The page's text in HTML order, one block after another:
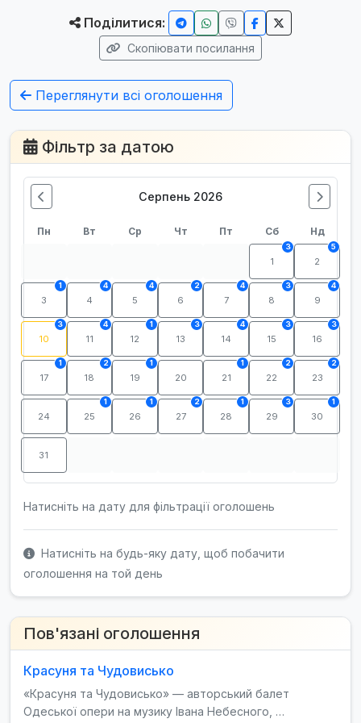
Поділитися:
Скопіювати посилання
Переглянути всі оголошення
Фільтр за датою
Серпень 2026
Пн Вт Ср Чт Пт Сб Нд
1
3
2
5
3
1
4
4
5
4
6
2
7
4
8
3
9
4
10
3
11
4
12
1
13
3
14
4
15
3
16
3
17
1
18
2
19
1
20 21
1
22
2
23
2
24 25
1
26
1
27
2
28
1
29
3
30
1
31
Натисніть на дату для фільтрації оголошень
Натисніть на будь-яку дату, щоб побачити
оголошення на той день
Пов'язані оголошення
Красуня та Чудовисько
«Красуня та Чудовисько» — авторський балет
Одеської опери на музику Івана Небесного, …